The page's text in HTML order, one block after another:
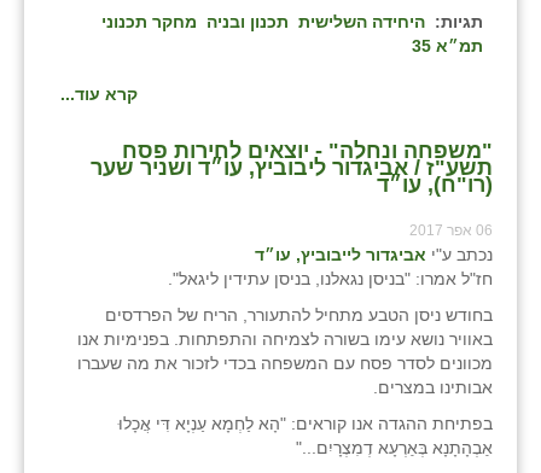
תגיות: היחידה השלישית תכנון ובניה
מחקר תכנוני
תמ״א 35
קרא עוד...
"משפחה ונחלה" - יוצאים לחירות פסח
תשע"ז / אביגדור ליבוביץ, עו״ד ושניר שער
(רו"ח), עו״ד
06 אפר 2017
נכתב ע"י אביגדור לייבוביץ, עו״ד
חז"ל אמרו: "בניסן נגאלנו, בניסן עתידין ליגאל".
בחודש ניסן הטבע מתחיל להתעורר, הריח של הפרדסים
באוויר נושא עימו בשורה לצמיחה והתפתחות. בפנימיות אנו
מכוונים לסדר פסח עם המשפחה בכדי לזכור את מה שעברו
אבותינו במצרים.
בפתיחת ההגדה אנו קוראים: "הָא לַחְמָא עַנְיָא דִּי אֲכָלוּ
אַבְהָתָנָא בְּאַרְעָא דְמִצְרָיִם..."